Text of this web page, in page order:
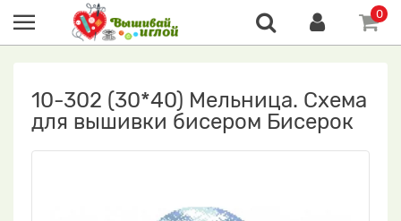
0
10-302 (30*40) Мельница. Схема
для вышивки бисером Бисерок